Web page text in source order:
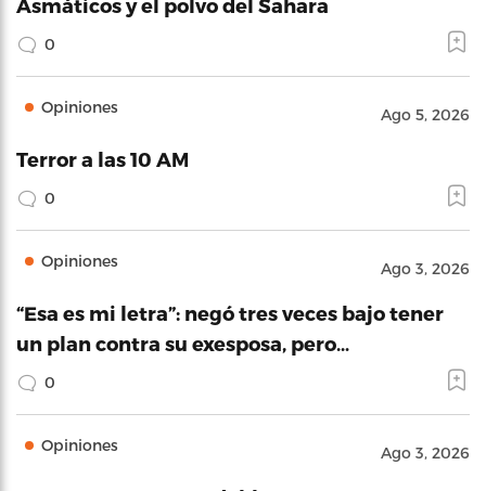
Asmáticos y el polvo del Sahara
0
Opiniones Ago 5, 2026
Terror a las 10 AM
0
Opiniones Ago 3, 2026
“Esa es mi letra”: negó tres veces bajo tener
un plan contra su exesposa, pero…
0
Opiniones Ago 3, 2026